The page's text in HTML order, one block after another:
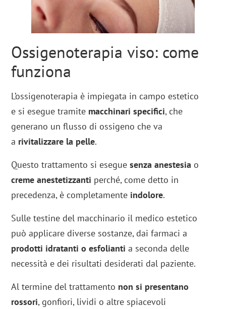
Ossigenoterapia viso: come
funziona
L’ossigenoterapia è impiegata in campo estetico
e si esegue tramite macchinari specifici, che
generano un flusso di ossigeno che va
a rivitalizzare la pelle.
Questo trattamento si eseguesenza anestesia o
creme anestetizzanti perché, come detto in
precedenza, è completamente indolore.
Sulle testine del macchinario il medico estetico
può applicare diverse sostanze, dai farmaci a
prodotti idratanti o esfoliantia seconda delle
necessità e dei risultati desiderati dal paziente.
Al termine del trattamento non si presentano
rossori, gonfiori, lividi o altre spiacevoli